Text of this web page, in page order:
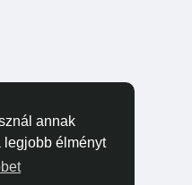
annak
legjobb élményt